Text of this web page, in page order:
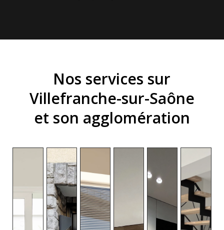
Nos services sur
Villefranche-sur-Saône
et son agglomération